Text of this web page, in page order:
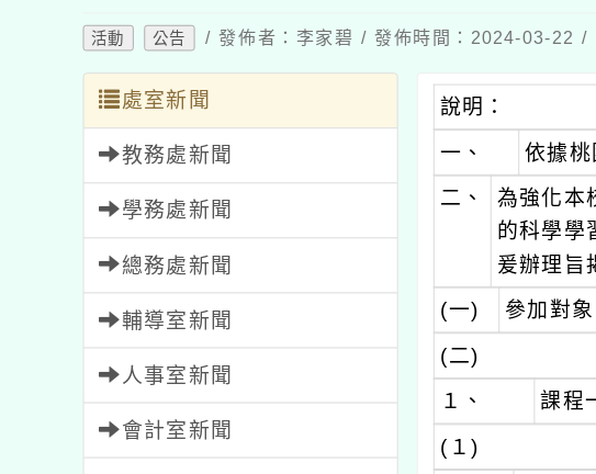
活動 公告 / 發佈者：李家碧 / 發佈時間：2024-03-22 /
處室新聞
教務處新聞
學務處新聞
總務處新聞
輔導室新聞
人事室新聞
會計室新聞
說明：
一、
依據
二、
為強化本
的科學學
爰辦理旨
(一)
參加對
(二)
１、
課程
(１)